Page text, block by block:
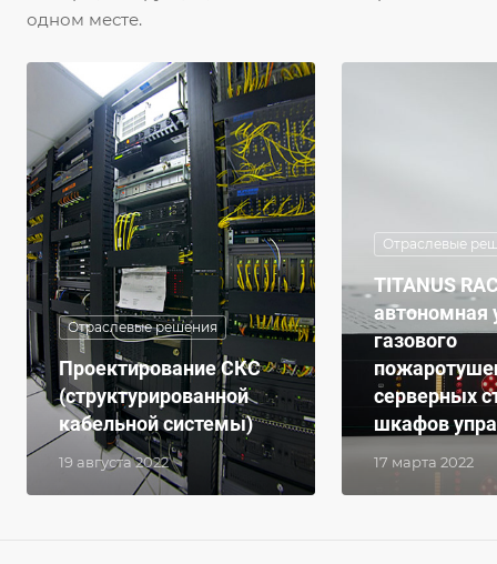
одном месте.
Отраслевые решения
19 августа 2022
Проектирование СКС
(структурированной
кабельной системы)
Отраслевые
17 марта 2022
TITANUS
автономная
газового
серверных
шкафов